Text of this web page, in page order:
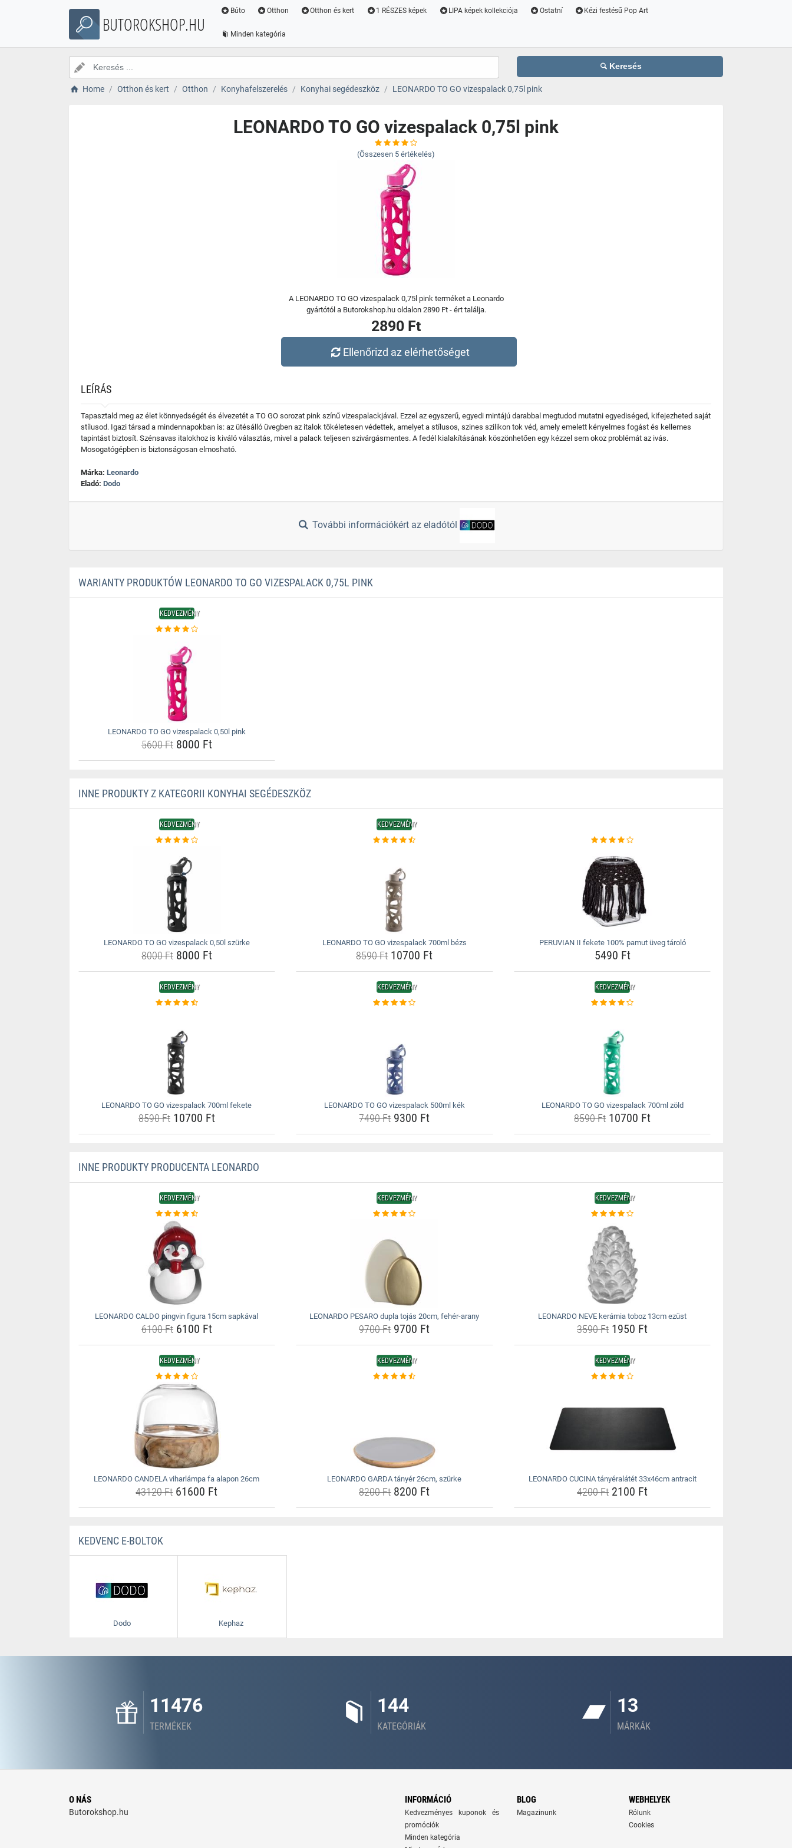
BUTOROKSHOP.HU
Búto Otthon Otthon és kert 1 RÉSZES képek LIPA képek kollekciója Ostatní Kézi festésű Pop Art
Minden kategória
Keresés
Home Otthon és kert Otthon Konyhafelszerelés Konyhai segédeszköz LEONARDO TO GO vizespalack 0,75l pink
LEONARDO TO GO vizespalack 0,75l pink
(Összesen 5 értékelés)
A LEONARDO TO GO vizespalack 0,75l pink terméket a Leonardo
gyártótól a Butorokshop.hu oldalon 2890 Ft - ért találja.
2890 Ft
Ellenőrizd az elérhetőséget
LEÍRÁS
Tapasztald meg az élet könnyedségét és élvezetét a TO GO sorozat pink színű vizespalackjával. Ezzel az egyszerű, egyedi mintájú darabbal megtudod mutatni egyediséged, kifejezheted saját
stílusod. Igazi társad a mindennapokban is: az ütésálló üvegben az italok tökéletesen védettek, amelyet a stílusos, szines szilikon tok véd, amely emelett kényelmes fogást és kellemes
tapintást biztosít. Szénsavas italokhoz is kiváló választás, mivel a palack teljesen szivárgásmentes. A fedél kialakításának köszönhetően egy kézzel sem okoz problémát az ivás.
Mosogatógépben is biztonságosan elmosható.
Márka: Leonardo
Eladó: Dodo
További információkért az eladótól
WARIANTY PRODUKTÓW LEONARDO TO GO VIZESPALACK 0,75L PINK
KEDVEZMÉNY
LEONARDO TO GO vizespalack 0,50l pink
5600 Ft8000 Ft
INNE PRODUKTY Z KATEGORII KONYHAI SEGÉDESZKÖZ
KEDVEZMÉNY
LEONARDO TO GO vizespalack 0,50l szürke
8000 Ft8000 Ft
KEDVEZMÉNY
LEONARDO TO GO vizespalack 700ml bézs
8590 Ft10700 Ft
PERUVIAN II fekete 100% pamut üveg tároló
5490 Ft
KEDVEZMÉNY
LEONARDO TO GO vizespalack 700ml fekete
8590 Ft10700 Ft
KEDVEZMÉNY
LEONARDO TO GO vizespalack 500ml kék
7490 Ft9300 Ft
KEDVEZMÉNY
LEONARDO TO GO vizespalack 700ml zöld
8590 Ft 10700 Ft
INNE PRODUKTY PRODUCENTA LEONARDO
KEDVEZMÉNY
LEONARDO CALDO pingvin figura 15cm sapkával
6100 Ft6100 Ft
KEDVEZMÉNY
LEONARDO PESARO dupla tojás 20cm, fehér-arany
9700 Ft9700 Ft
KEDVEZMÉNY
LEONARDO NEVE kerámia toboz 13cm ezüst
3590 Ft 1950 Ft
KEDVEZMÉNY
LEONARDO CANDELA viharlámpa fa alapon 26cm
43120 Ft61600 Ft
KEDVEZMÉNY
LEONARDO GARDA tányér 26cm, szürke
8200 Ft8200 Ft
KEDVEZMÉNY
LEONARDO CUCINA tányéralátét 33x46cm antracit
4200 Ft 2100 Ft
KEDVENC E-BOLTOK
Dodo Kephaz
11476
TERMÉKEK
144
KATEGÓRIÁK
13
MÁRKÁK
O NÁS
Butorokshop.hu
INFORMÁCIÓ
Kedvezményes kuponok és
promóciók
Minden kategória
BLOG
Magazinunk
WEBHELYEK
Rólunk
Cookies